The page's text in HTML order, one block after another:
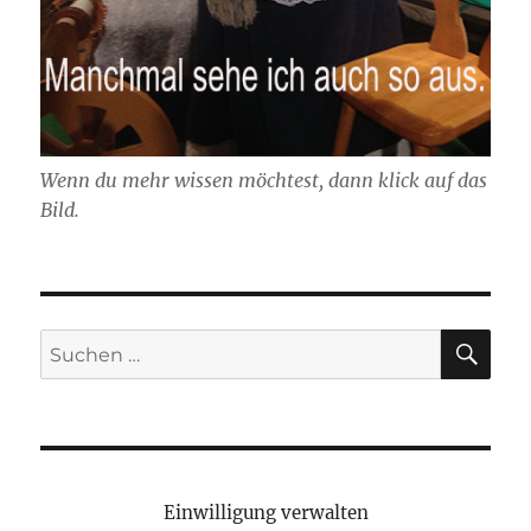
Einwilligung verwalten
Wenn du mehr wissen möchtest, dann klick auf das
Bild.
Suchen
nach: